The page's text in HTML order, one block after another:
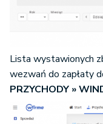
Lista wystawionych
wezwań do zapłaty
PRZYCHODY »